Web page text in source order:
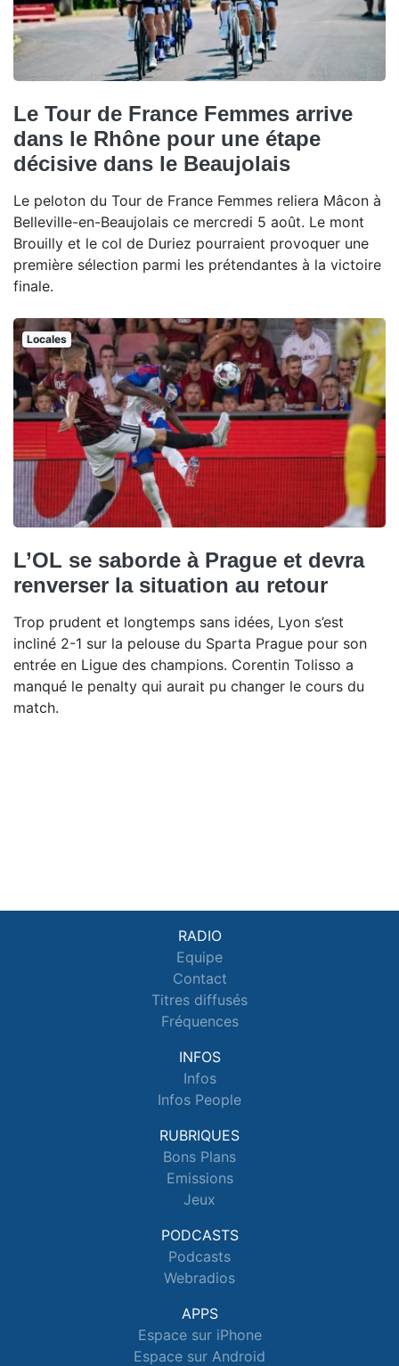
Le Tour de France Femmes arrive
dans le Rhône pour une étape
décisive dans le Beaujolais
Le peloton du Tour de France Femmes reliera Mâcon à
Belleville-en-Beaujolais ce mercredi 5 août. Le mont
Brouilly et le col de Duriez pourraient provoquer une
première sélection parmi les prétendantes à la victoire
finale.
Locales
L’OL se saborde à Prague et devra
renverser la situation au retour
Trop prudent et longtemps sans idées, Lyon s’est
incliné 2-1 sur la pelouse du Sparta Prague pour son
entrée en Ligue des champions. Corentin Tolisso a
manqué le penalty qui aurait pu changer le cours du
match.
RADIO
Equipe
Contact
Titres diffusés
Fréquences
INFOS
Infos
Infos People
RUBRIQUES
Bons Plans
Emissions
Jeux
PODCASTS
Podcasts
Webradios
APPS
Espace sur iPhone
Espace sur Android